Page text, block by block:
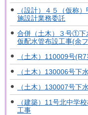
（設計）４５（仮称
施設計業務委託
合併（土木）３号①
仮配水管布設工事(余
（土木）110009号
（土木）130006号下
（土木）130007号下
（建築）11号北中学
工事